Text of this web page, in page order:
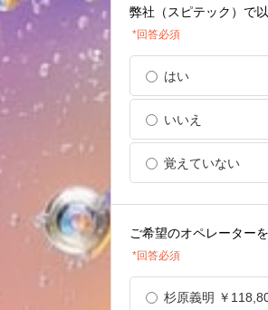
弊社（スピテック）で
*回答必須
はい
いいえ
覚えていない
ご希望のオペレーター
*回答必須
杉原義明 ￥